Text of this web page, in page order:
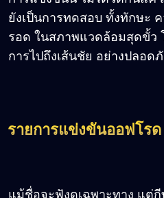
ยังเป็นการทดสอบ ทั้งทักษะ
รอด ในสภาพแวดล้อมสุดขั้ว
การไปถึงเส้นชัย อย่างปลอด
รายการแข่งขันออฟโร
แม้ชื่อจะฟังดูเฉพาะทาง แต่